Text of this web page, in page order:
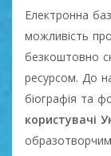
Електронна
можливість
безкоштовно
ресурсом. До
біографія та
користувачі